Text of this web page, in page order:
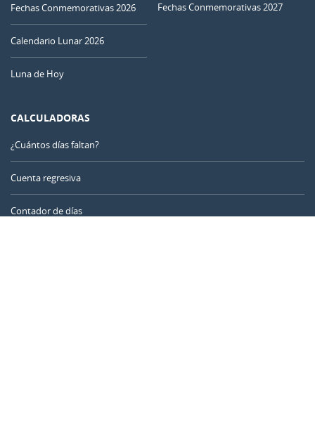
Fechas Conmemorativas 2026
Calendario Lunar 2026
Luna de Hoy
Fechas Conmemorativas 2027
CALCULADORAS
¿Cuántos días faltan?
Cuenta regresiva
Contador de días